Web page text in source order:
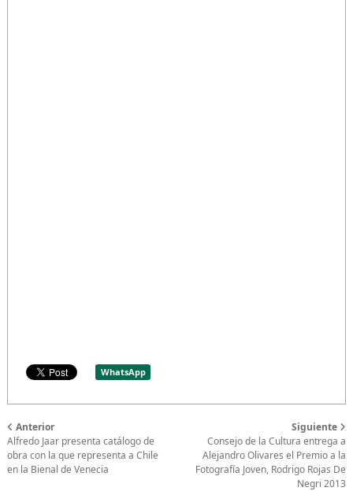
WhatsApp
Anterior
Alfredo Jaar presenta catálogo de
obra con la que representa a Chile
en la Bienal de Venecia
Siguiente
Consejo de la Cultura entrega a
Alejandro Olivares el Premio a la
Fotografía Joven, Rodrigo Rojas De
Negri 2013